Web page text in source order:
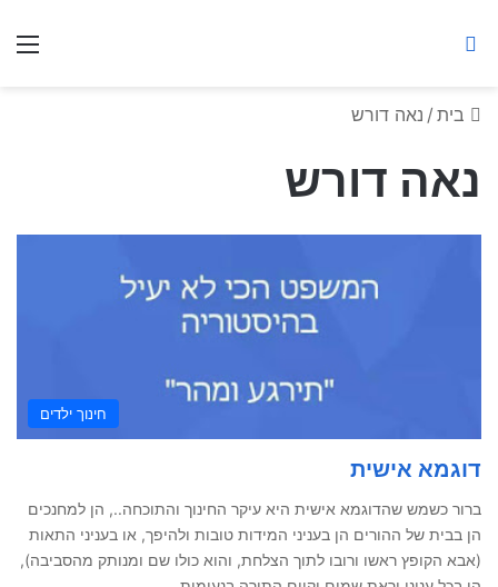
בית / נאה דורש
נאה דורש
חינוך ילדים
דוגמא אישית
ברור כשמש שהדוגמא אישית היא עיקר החינוך והתוכחה.., הן למחנכים
הן בבית של ההורים הן בעניני המידות טובות ולהיפך, או בעניני התאות
(אבא הקופץ ראשו ורובו לתוך הצלחת, והוא כולו שם ומנותק מהסביבה),